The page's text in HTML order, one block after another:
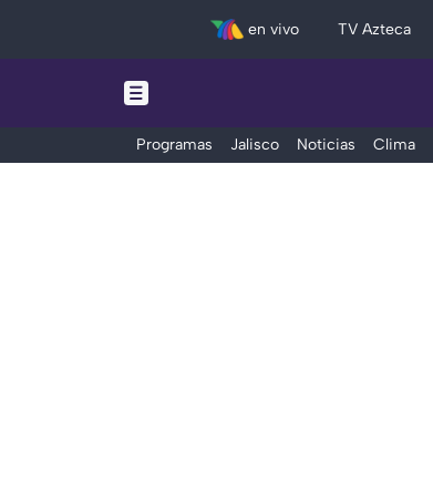
en vivo TV Azteca
Programas Jalisco Noticias Clima